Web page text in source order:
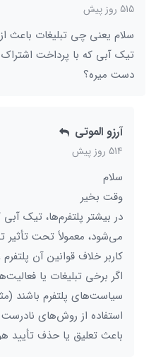
515 روز پیش
سلام یعنی چی تبلیغات باعث
تیک آبی که با پرداخت
دست میره؟
آرزو الموتی
514 روز پیش
سلام
وقت بخیر
در بیشتر پلتفرم‌ها، تیک
می‌شود، معمولاً تحت تأثیر
کاربر خلاف قوانین آن
اگر برخی تبلیغات یا
سیاست‌های پلتفرم باشند
استفاده از روش‌های
باعث تعلیق یا حذف